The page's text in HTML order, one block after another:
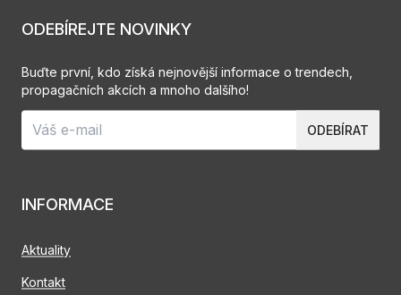
INFORMACE
Aktuality
Kontakt
ODEBÍREJTE NOVINKY
Buďte první, kdo získá nejnovější informace o trendech,
propagačních akcích a mnoho dalšího!
ODEBÍRAT